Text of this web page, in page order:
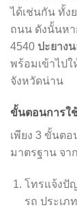
ได้เช่นกัน ทั้ง
ถนน ดังนั้นหา
4540 ปะยาง
พร้อมเข้าไป
จังหวัดน่าน
ขั้นตอนการใ
เพียง 3 ขั้นต
มาตรฐาน จา
โทรแจ้งปั
รถ ประเ